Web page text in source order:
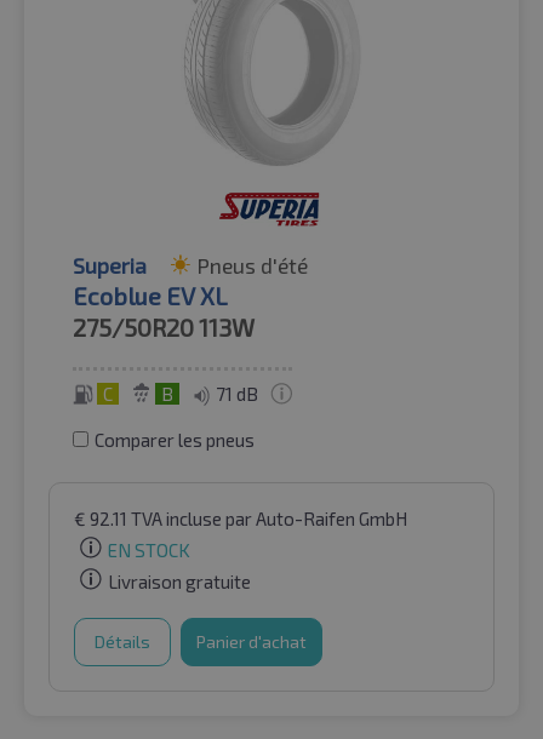
Superia Pneus d'été
Ecoblue EV XL
275/50R20113W
C B 71 dB
Comparer les pneus
€ 92.11 TVA incluse par Auto-Raifen GmbH
EN STOCK
Livraison gratuite
Détails Panier d'achat